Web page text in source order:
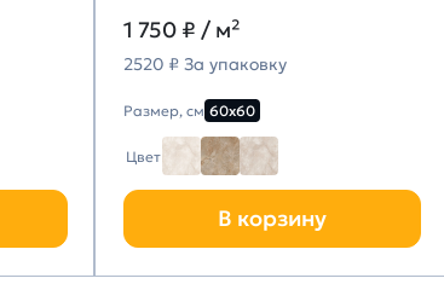
1 750 ₽ / м²
2520 ₽ За упаковку
Размер, см 60х60
Цвет
В корзину